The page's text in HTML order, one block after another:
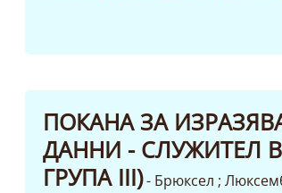
ПОКАНА ЗА
ДАННИ - СЛУЖИТЕЛ
ГРУПА III)- Брюксел ;